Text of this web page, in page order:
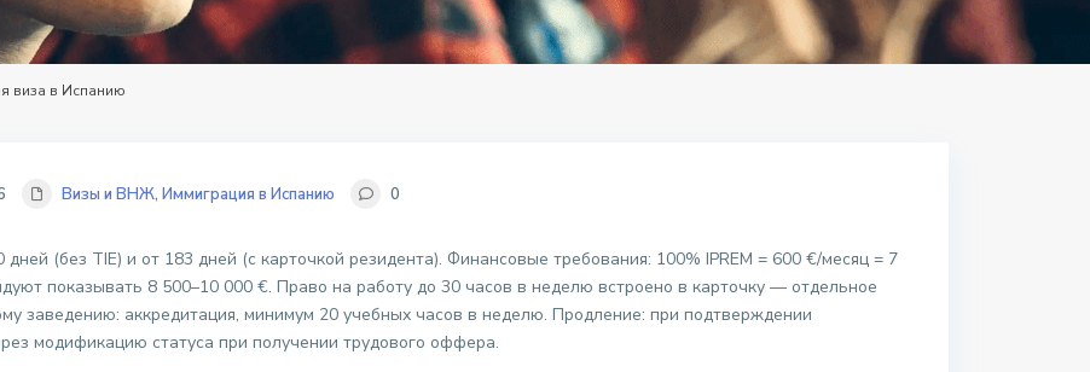
виза в Испанию
Визы и ВНЖ, Иммиграция в Испанию 0
(без TIE) и от 183 дней (с карточкой резидента). Финансовые требования: 100% IPREM = 600 €/месяц = 7
показывать 8 500–10 000 €. Право на работу до 30 часов в неделю встроено в карточку — отдельное
заведению: аккредитация, минимум 20 учебных часов в неделю. Продление: при подтверждении
модификацию статуса при получении трудового оффера.